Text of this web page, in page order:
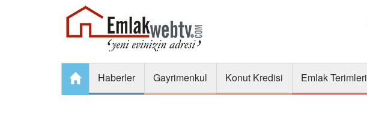
Haberler Gayrimenkul Konut Kredisi Emlak Terimleri